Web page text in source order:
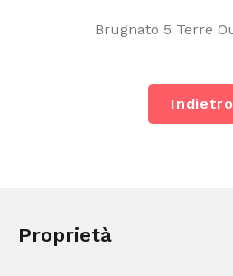
Brugnato 5 Terre
Indietro
Proprietà